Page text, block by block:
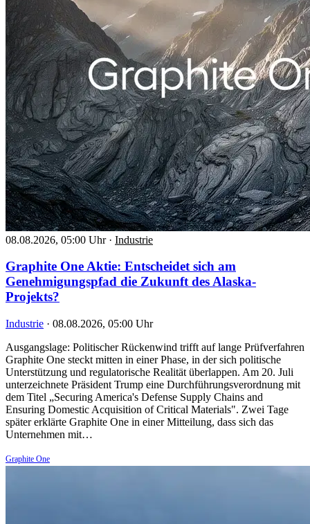
08.08.2026, 05:00 Uhr · Industrie
Graphite One Aktie: Entscheidet sich am
Genehmigungspfad die Zukunft des Alaska-
Projekts?
Industrie · 08.08.2026, 05:00 Uhr
Ausgangslage: Politischer Rückenwind trifft auf lange Prüfverfahren
Graphite One steckt mitten in einer Phase, in der sich politische
Unterstützung und regulatorische Realität überlappen. Am 20. Juli
unterzeichnete Präsident Trump eine Durchführungsverordnung mit
dem Titel „Securing America's Defense Supply Chains and
Ensuring Domestic Acquisition of Critical Materials". Zwei Tage
später erklärte Graphite One in einer Mitteilung, dass sich das
Unternehmen mit…
Graphite One